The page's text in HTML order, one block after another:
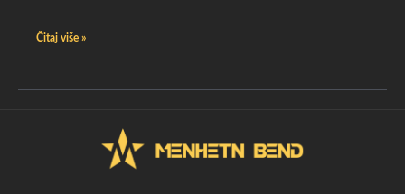
Čitaj više »